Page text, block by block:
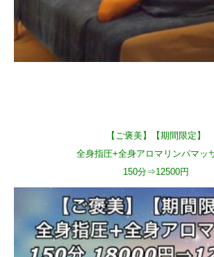
【ご褒美】【期間限定】
全身指圧+全身アロマリンパマッ
150分⇒12500円